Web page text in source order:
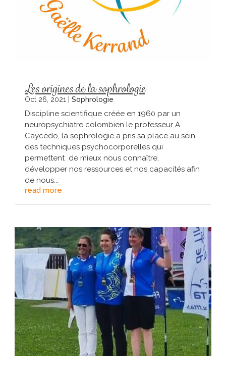
Les origines de la sophrologie
Oct 26, 2021 Sophrologie
Discipline scientifique créée en 1960 par un
neuropsychiatre colombien le professeur A.
Caycedo, la sophrologie a pris sa place au sein
des techniques psychocorporelles qui
permettent de mieux nous connaître,
développer nos ressources et nos capacités afin
de nous...
read more